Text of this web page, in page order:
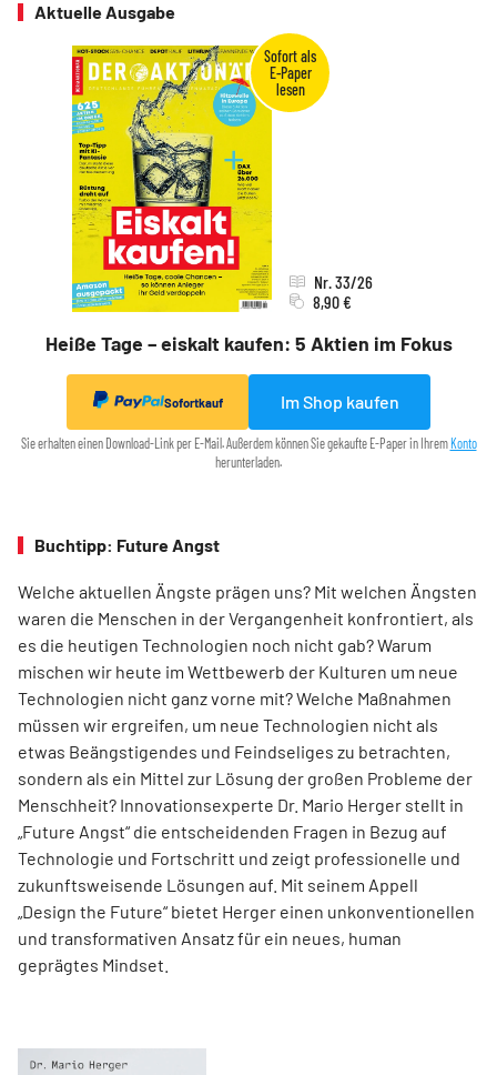
Aktuelle Ausgabe
Heiße Tage – eiskalt kaufen: 5 Aktien im Fokus
Nr. 33/26
8,90 €
Sofortkauf Im Shop kaufen
Sie erhalten einen Download-Link per E-Mail. Außerdem können Sie gekaufte E-Paper in Ihrem Konto
herunterladen.
Buchtipp: Future Angst
Welche aktuellen Ängste prägen uns? Mit welchen Ängsten
waren die Menschen in der Vergangenheit konfrontiert, als
es die heutigen Technologien noch nicht gab? Warum
mischen wir heute im Wettbewerb der Kulturen um neue
Technologien nicht ganz vorne mit? Welche Maßnahmen
müssen wir ergreifen, um neue Technologien nicht als
etwas Beängstigendes und Feindseliges zu betrachten,
sondern als ein Mittel zur Lösung der großen Probleme der
Menschheit? Innovationsexperte Dr. Mario Herger stellt in
„Future Angst“ die entscheidenden Fragen in Bezug auf
Technologie und Fortschritt und zeigt professionelle und
zukunftsweisende Lösungen auf. Mit seinem Appell
„Design the Future“ bietet Herger einen unkonventionellen
und transformativen Ansatz für ein neues, human
geprägtes Mindset.